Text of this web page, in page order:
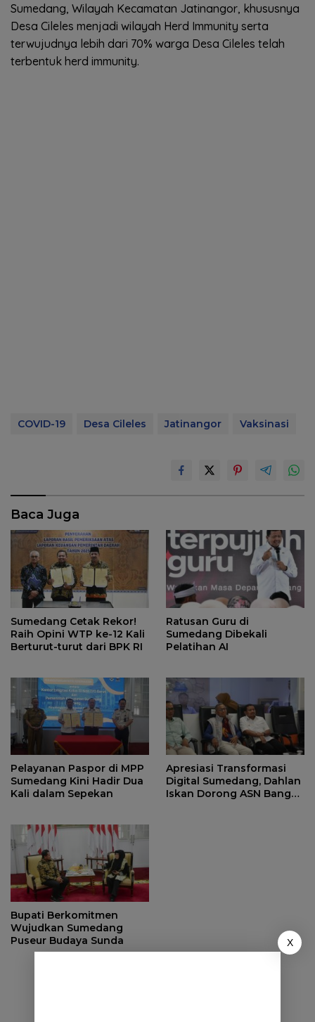
Sumedang, Wilayah Kecamatan Jatinangor, khususnya
Desa Cileles menjadi wilayah Herd Immunity serta
terwujudnya lebih dari 70% warga Desa Cileles telah
terbentuk herd immunity.
COVID-19 Desa Cileles Jatinangor Vaksinasi
Baca Juga
Sumedang Cetak Rekor!
Raih Opini WTP ke-12 Kali
Berturut-turut dari BPK RI
Ratusan Guru di
Sumedang Dibekali
Pelatihan AI
Pelayanan Paspor di MPP
Sumedang Kini Hadir Dua
Kali dalam Sepekan
Apresiasi Transformasi
Digital Sumedang, Dahlan
Iskan Dorong ASN Bangun
Bupati Berkomitmen
Wujudkan Sumedang
Puseur Budaya Sunda
X